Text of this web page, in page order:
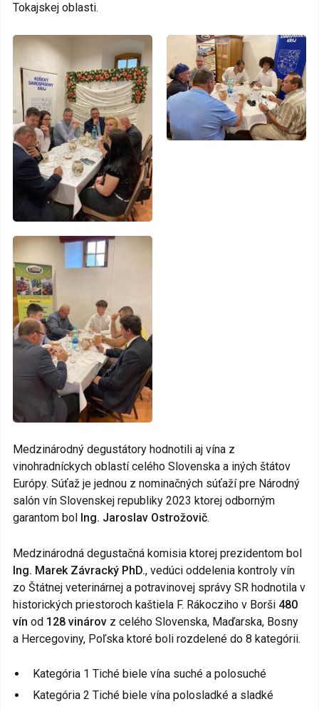
Tokajskej oblasti.
Medzinárodný degustátory hodnotili aj vína z
vinohradníckych oblastí celého Slovenska a iných štátov
Európy. Súťaž je jednou z nominačných súťaží pre Národný
salón vín Slovenskej republiky 2023 ktorej odborným
garantom bol Ing. Jaroslav Ostrožovič.
Medzinárodná degustačná komisia ktorej prezidentom bol
Ing. Marek Závracký PhD., vedúci oddelenia kontroly vín
zo Štátnej veterinárnej a potravinovej správy SR hodnotila v
historických priestoroch kaštiela F. Rákocziho v Borši 480
vín od 128 vinárovz celého Slovenska, Maďarska, Bosny
a Hercegoviny, Poľska ktoré boli rozdelené do 8 kategórii.
Kategória 1 Tiché biele vína suché a polosuché
Kategória 2 Tiché biele vína polosladké a sladké